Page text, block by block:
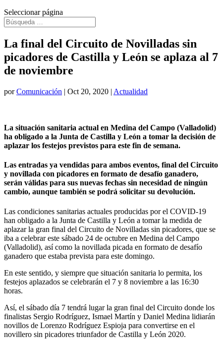
Seleccionar página
La final del Circuito de Novilladas sin
picadores de Castilla y León se aplaza al 7
de noviembre
porComunicación | Oct 20, 2020 | Actualidad
La situación sanitaria actual en Medina del Campo (Valladolid)
ha obligado a la Junta de Castilla y León a tomar la decisión de
aplazar los festejos previstos para este fin de semana.
Las entradas ya vendidas para ambos eventos, final del Circuito
y novillada con picadores en formato de desafío ganadero,
serán válidas para sus nuevas fechas sin necesidad de ningún
cambio, aunque también se podrá solicitar su devolución.
Las condiciones sanitarias actuales producidas por el COVID-19
han obligado a la Junta de Castilla y León a tomar la medida de
aplazar la gran final del Circuito de Novilladas sin picadores, que se
iba a celebrar este sábado 24 de octubre en Medina del Campo
(Valladolid), así como la novillada picada en formato de desafío
ganadero que estaba prevista para este domingo.
En este sentido, y siempre que situación sanitaria lo permita, los
festejos aplazados se celebrarán el 7 y 8 noviembre a las 16:30
horas.
Así, el sábado día 7 tendrá lugar la gran final del Circuito donde los
finalistas Sergio Rodríguez, Ismael Martín y Daniel Medina lidiarán
novillos de Lorenzo Rodríguez Espioja para convertirse en el
novillero sin picadores triunfador de Castilla y León 2020.